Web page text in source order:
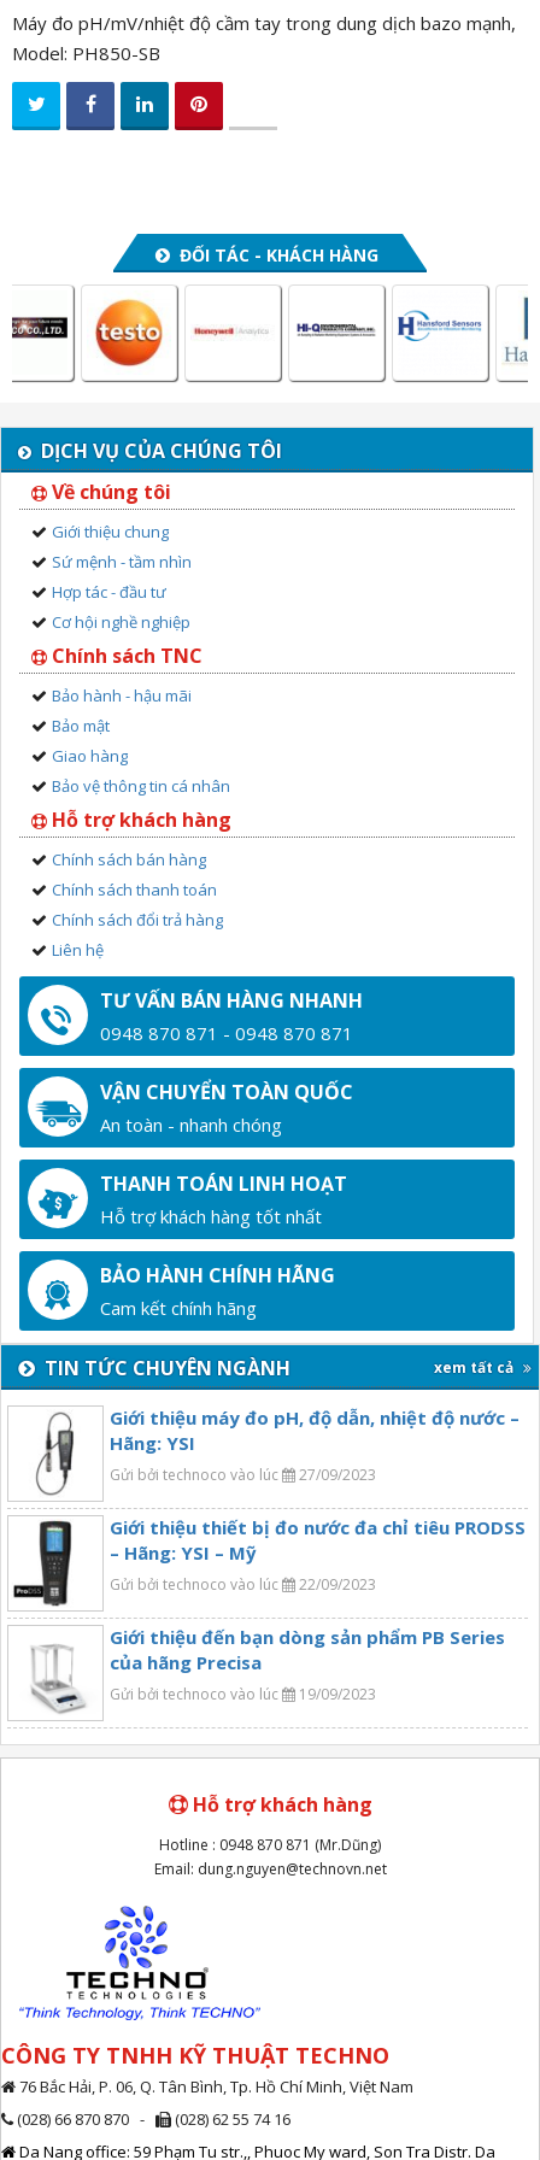
Máy đo pH/mV/nhiệt độ cầm tay trong dung dịch bazo mạnh,
Model: PH850-SB
ĐỐI TÁC - KHÁCH HÀNG
DỊCH VỤ CỦA CHÚNG TÔI
Về chúng tôi
Giới thiệu chung
Sứ mệnh - tầm nhìn
Hợp tác - đầu tư
Cơ hội nghề nghiệp
Chính sách TNC
Bảo hành - hậu mãi
Bảo mật
Giao hàng
Bảo vệ thông tin cá nhân
Hỗ trợ khách hàng
Chính sách bán hàng
Chính sách thanh toán
Chính sách đổi trả hàng
Liên hệ
TƯ VẤN BÁN HÀNG NHANH
0948 870 871 - 0948 870 871
VẬN CHUYỂN TOÀN QUỐC
An toàn - nhanh chóng
THANH TOÁN LINH HOẠT
Hỗ trợ khách hàng tốt nhất
BẢO HÀNH CHÍNH HÃNG
Cam kết chính hãng
TIN TỨC CHUYÊN NGÀNH xem tất cả
Giới thiệu máy đo pH, độ dẫn, nhiệt độ nước –
Hãng: YSI
Gửi bởi technoco vào lúc 27/09/2023
Giới thiệu thiết bị đo nước đa chỉ tiêu PRODSS
– Hãng: YSI – Mỹ
Gửi bởi technoco vào lúc 22/09/2023
Giới thiệu đến bạn dòng sản phẩm PB Series
của hãng Precisa
Gửi bởi technoco vào lúc 19/09/2023
Hỗ trợ khách hàng
Hotline : 0948 870 871 (Mr.Dũng)
Email: dung.nguyen@technovn.net
CÔNG TY TNHH KỸ THUẬT TECHNO
76 Bắc Hải, P. 06, Q. Tân Bình, Tp. Hồ Chí Minh, Việt Nam
(028) 66 870 870 -
(028) 62 55 74 16
Da Nang office: 59 Phạm Tu str.,, Phuoc My ward, Son Tra Distr. Da